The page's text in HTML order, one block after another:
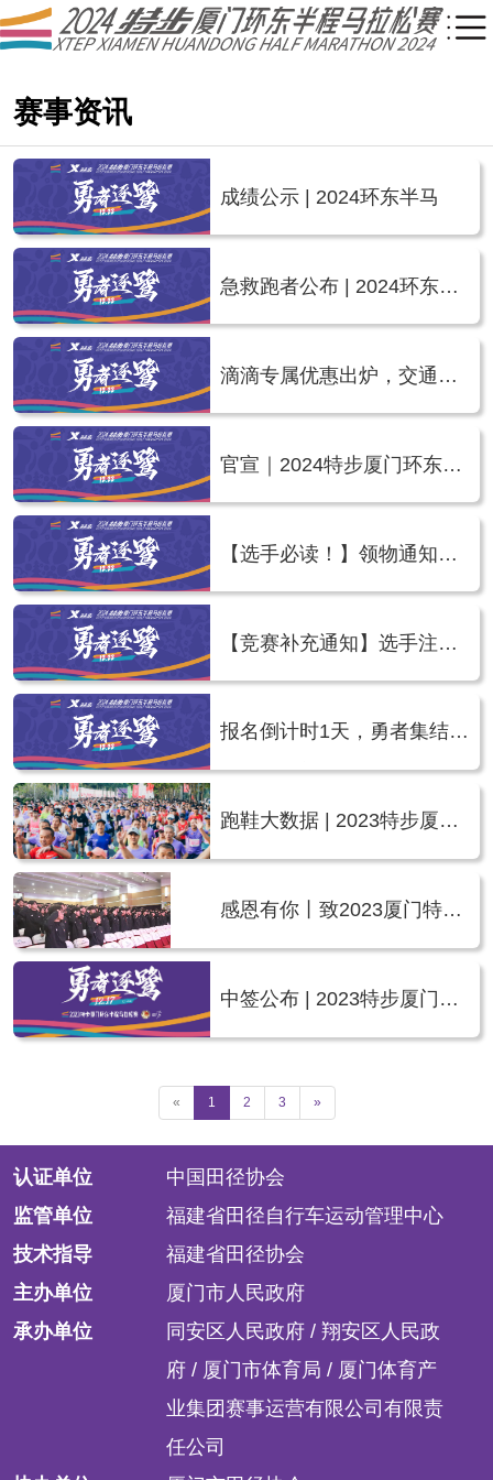
赛事资讯
成绩公示 | 2024环东半马
急救跑者公布 | 2024环东半
马
滴滴专属优惠出炉，交通接
驳方案公布 | 2024环东半马
官宣｜2024特步厦门环东半
程马拉松赛官方领跑员名单
公布
【选手必读！】领物通知公
布 | 2024环东半马
【竞赛补充通知】选手注
意！事关存包、发令等 |
2024环东半马
报名倒计时1天，勇者集结！
| 2024环东半马
跑鞋大数据 | 2023特步厦门
环东半程马拉松赛
感恩有你丨致2023厦门特步
环东半程马拉松赛志愿者
中签公布 | 2023特步厦门环
东半程马拉松赛
« 1 2 3 »
认证单位
中国田径协会
监管单位
福建省田径自行车运动管理中心
技术指导
福建省田径协会
主办单位
厦门市人民政府
承办单位
同安区人民政府 / 翔安区人民政
府 / 厦门市体育局 / 厦门体育产
业集团赛事运营有限公司有限责
任公司